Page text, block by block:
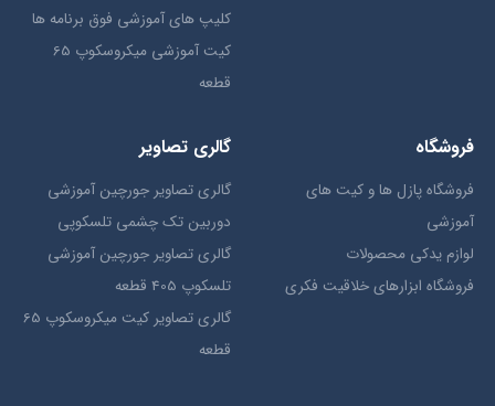
کلیپ های آموزشی فوق برنامه ها
کیت آموزشی میکروسکوپ 65
قطعه
فروشگاه
فروشگاه پازل ها و کیت های
آموزشی
لوازم یدکی محصولات
فروشگاه ابزارهای خلاقیت فکری
گالری تصاویر
گالری تصاویر جورچین آموزشی
دوربین تک چشمی تلسکوپی
گالری تصاویر جورچین آموزشی
تلسکوپ 405 قطعه
گالری تصاویر کیت میکروسکوپ 65
قطعه